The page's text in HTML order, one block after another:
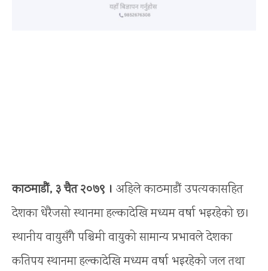
काठमाडौं, ३ चैत २०७९ । अहिले काठमाडौं उपत्यकासहित
देशका धेरैजसो स्थानमा हल्कादेखि मध्यम वर्षा भइरहेको छ।
स्थानीय वायुसँगै पश्चिमी वायुको सामान्य प्रभावले देशका
कतिपय स्थानमा हल्कादेखि मध्यम वर्षा भइरहेको जल तथा